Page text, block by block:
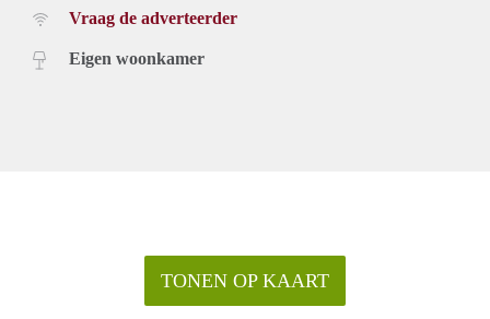
Vraag de adverteerder
Eigen woonkamer
TONEN OP KAART